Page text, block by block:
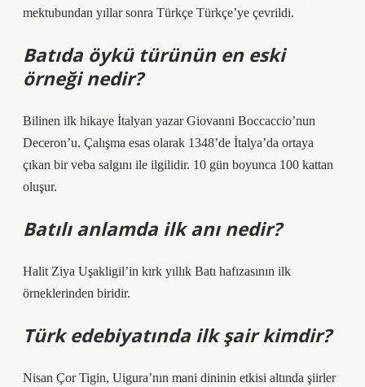
mektubundan yıllar sonra Türkçe Türkçe’ye çevrildi.
Batıda öykü türünün en eski
örneği nedir?
Bilinen ilk hikaye İtalyan yazar Giovanni Boccaccio’nun
Deceron’u. Çalışma esas olarak 1348’de İtalya’da ortaya
çıkan bir veba salgını ile ilgilidir. 10 gün boyunca 100 kattan
oluşur.
Batılı anlamda ilk anı nedir?
Halit Ziya Uşakligil’in kırk yıllık Batı hafızasının ilk
örneklerinden biridir.
Türk edebiyatında ilk şair kimdir?
Nisan Çor Tigin, Uigura’nın mani dininin etkisi altında şiirler